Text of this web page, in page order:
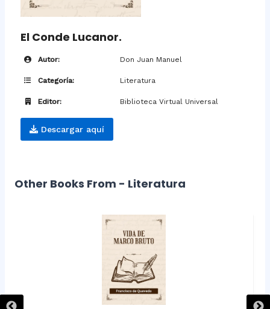
El Conde Lucanor.
Autor: Don Juan Manuel
Categoría: Literatura
Editor: Biblioteca Virtual Universal
Descargar aquí
Other Books From - Literatura